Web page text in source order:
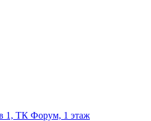
1, ТК Форум, 1 этаж